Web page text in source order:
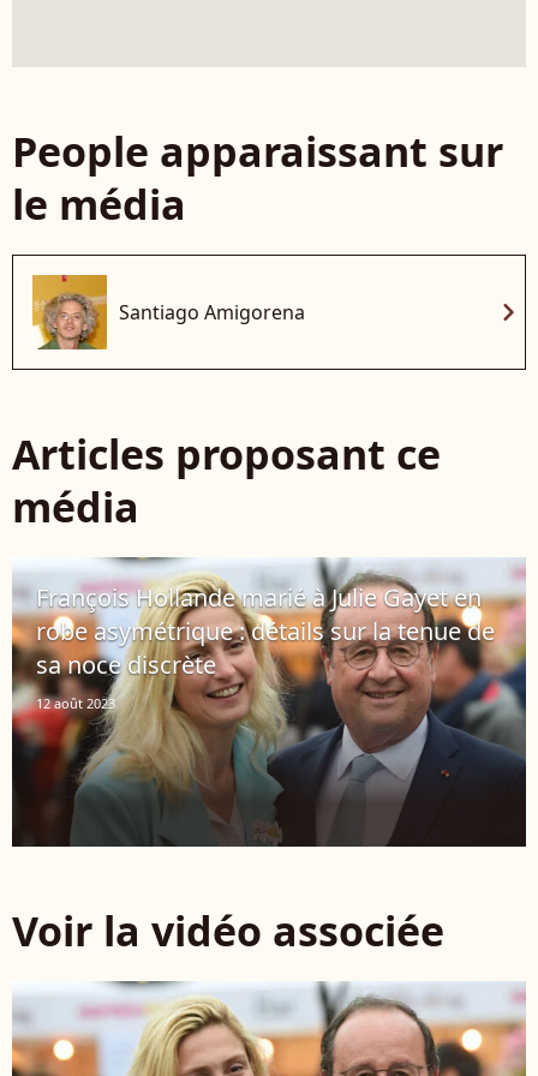
People apparaissant sur
le média
Santiago Amigorena chevron_right
Articles proposant ce
média
François Hollande marié à Julie Gayet en
robe asymétrique : détails sur la tenue de
sa noce discrète
12 août 2023
Voir la vidéo associée